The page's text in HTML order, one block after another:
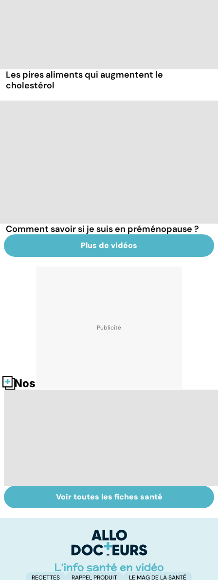
Les pires aliments qui augmentent le
cholestérol
Comment savoir si je suis en préménopause ?
Plus de vidéos
Nos fiches santé
Quand les pieds
font souffrir
Dérèglement
hormonal : et si
surrénales ?
Voir toutes les fiches santé
RECETTES RAPPEL PRODUIT LE MAG DE LA SANTÉ